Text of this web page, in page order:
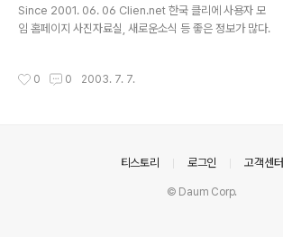
Since 2001. 06. 06 Clien.net 한국 클리에 사용자 모
임 홈페이지 사진자료실, 새로운소식 등 좋은 정보가 많다.
0 0 2003. 7. 7.
티스토리 로그인 고객센터
© Daum Corp.